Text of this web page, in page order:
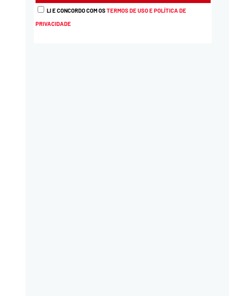
LI E CONCORDO COM OSTERMOS DE USO E POLÍTICA DE
PRIVACIDADE